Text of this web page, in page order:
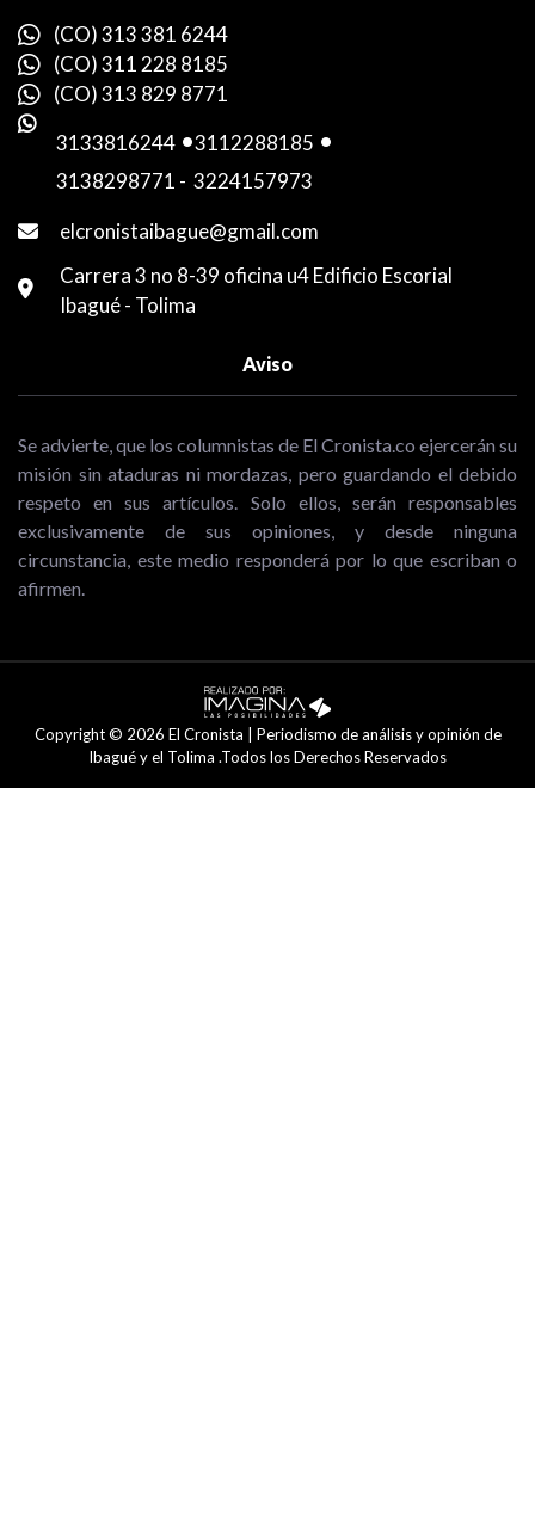
(CO) 313 381 6244
(CO) 311 228 8185
(CO) 313 829 8771
3133816244 -3112288185 -
3138298771 - 3224157973
elcronistaibague@gmail.com
Carrera 3 no 8-39 oficina u4 Edificio Escorial
Ibagué - Tolima
Aviso
Se advierte, que los columnistas de El Cronista.co ejercerán su
misión sin ataduras ni mordazas, pero guardando el debido
respeto en sus artículos. Solo ellos, serán responsables
exclusivamente de sus opiniones, y desde ninguna
circunstancia, este medio responderá por lo que escriban o
afirmen.
Copyright © 2026 El Cronista | Periodismo de análisis y opinión de
Ibagué y el Tolima .Todos los Derechos Reservados